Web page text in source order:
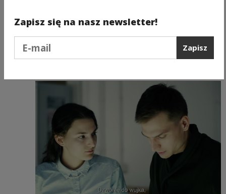
Zobacz również
Zapisz się na nasz newsletter!
Zapisz